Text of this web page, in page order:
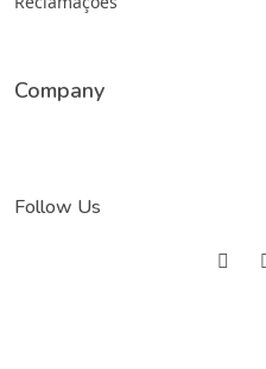
Company
Follow Us